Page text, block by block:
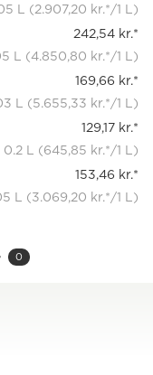
L (2.907,20 kr.*/1 L)
242,54 kr.*
L (4.850,80 kr.*/1 L)
169,66 kr.*
L (5.655,33 kr.*/1 L)
129,17 kr.*
0.2 L (645,85 kr.*/1 L)
153,46 kr.*
L (3.069,20 kr.*/1 L)
0